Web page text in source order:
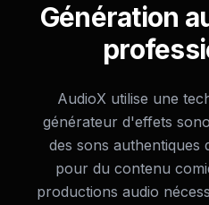
Génération
AudioX utilise une
générateur d'effets
des sons authentiques
pour du contenu
productions audio